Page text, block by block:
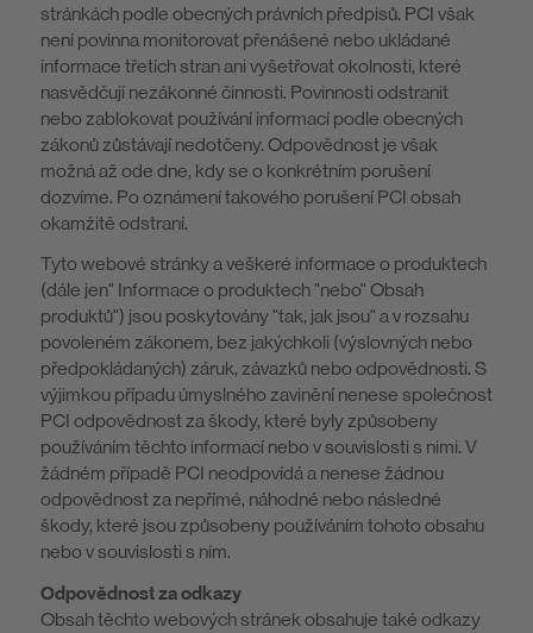
stránkách podle obecných právních předpisů. PCI však
není povinna monitorovat přenášené nebo ukládané
informace třetích stran ani vyšetřovat okolnosti, které
nasvědčují nezákonné činnosti. Povinnosti odstranit
nebo zablokovat používání informací podle obecných
zákonů zůstávají nedotčeny. Odpovědnost je však
možná až ode dne, kdy se o konkrétním porušení
dozvíme. Po oznámení takového porušení PCI obsah
okamžitě odstraní.
Tyto webové stránky a veškeré informace o produktech
(dále jen" Informace o produktech "nebo" Obsah
produktů") jsou poskytovány "tak, jak jsou" a v rozsahu
povoleném zákonem, bez jakýchkoli (výslovných nebo
předpokládaných) záruk, závazků nebo odpovědnosti. S
výjimkou případu úmyslného zavinění nenese společnost
PCI odpovědnost za škody, které byly způsobeny
používáním těchto informací nebo v souvislosti s nimi. V
žádném případě PCI neodpovídá a nenese žádnou
odpovědnost za nepřímé, náhodné nebo následné
škody, které jsou způsobeny používáním tohoto obsahu
nebo v souvislosti s ním.
Odpovědnost za odkazy
Obsah těchto webových stránek obsahuje také odkazy